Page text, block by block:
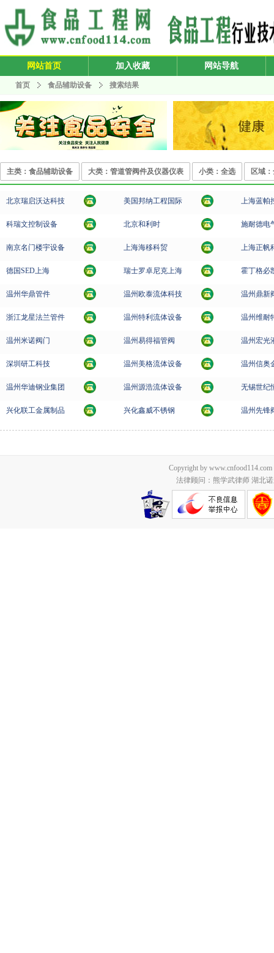
网站首页 加入收藏 网站导航
首页 食品辅助设备 搜索结果
主类：食品辅助设备 大类：管道管阀件及仪器仪表 小类：全选 区域
北京瑞启沃达科技 美国邦纳工程国际 上海蓝帕
科瑞文控制设备 北京和利时 施耐德电
南京名门楼宇设备 上海海移科贸 上海正帆
德国SED上海 瑞士罗卓尼克上海 霍丁格必
温州华鼎管件 温州欧泰流体科技 温州鼎新
浙江龙星法兰管件 温州特利流体设备 温州维耐
温州米诺阀门 温州易得福管阀 温州宏光
深圳研工科技 温州美格流体设备 温州信奥
温州华迪钢业集团 温州源浩流体设备 无锡世纪
兴化联工金属制品 兴化鑫威不锈钢 温州先锋
Copyright by
法律顾问：熊学武律师 湖北